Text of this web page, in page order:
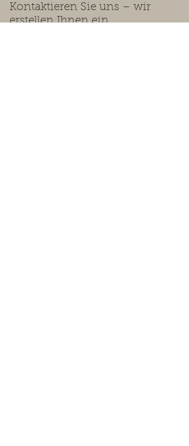
Kontaktieren Sie uns – wir
erstellen Ihnen ein